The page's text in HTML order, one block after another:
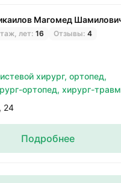
Магомед
лет: 16 Отзывы: 4
хирург, ортопед,
ортопед, хирург-
24
Подробнее